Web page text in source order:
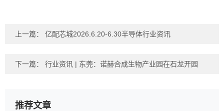
上一篇： 亿配芯城2026.6.20-6.30半导体行业资讯
下一篇： 行业资讯 | 东莞：诺赫合成生物产业园在石龙开园
推荐文章